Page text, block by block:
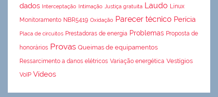
dados Interceptação Intimação Justiça gratuita Laudo Linux
Monitoramento NBR5419 Oxidação Parecer técnico Perícia
Placa de circuitos Prestadoras de energia Problemas Proposta de
honorários Provas Queimas de equipamentos
Ressarcimento a danos elétricos Variação energética Vestígios
VoIP Vídeos